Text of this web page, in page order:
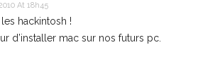
At 18h45
hackintosh !
d’installer mac sur nos futurs pc.